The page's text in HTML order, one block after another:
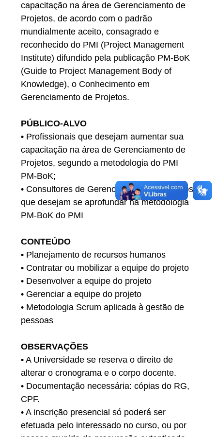
capacitação na área de Gerenciamento de
Projetos, de acordo com o padrão
mundialmente aceito, consagrado e
reconhecido do PMI (Project Management
Institute) difundido pela publicação PM-BoK
(Guide to Project Management Body of
Knowledge), o Conhecimento em
Gerenciamento de Projetos.
PÚBLICO-ALVO
• Profissionais que desejam aumentar sua
capacitação na área de Gerenciamento de
Projetos, segundo a metodologia do PMI
PM-BoK;
• Consultores de Gerenciamento de Projetos
que desejam se aprofundar na metodologia
PM-BoK do PMI
CONTEÚDO
• Planejamento de recursos humanos
• Contratar ou mobilizar a equipe do projeto
• Desenvolver a equipe do projeto
• Gerenciar a equipe do projeto
• Metodologia Scrum aplicada à gestão de
pessoas
OBSERVAÇÕES
• A Universidade se reserva o direito de
alterar o cronograma e o corpo docente.
• Documentação necessária: cópias do RG,
CPF.
• A inscrição presencial só poderá ser
efetuada pelo interessado no curso, ou por